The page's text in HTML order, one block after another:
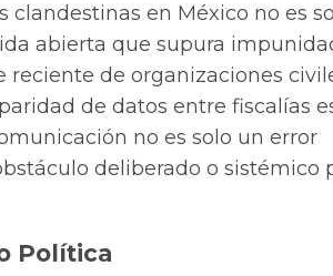
clandestinas en México no es
abierta que supura
reciente de organizaciones
de datos entre fiscalías
no es solo un error
deliberado o sistémico
Política